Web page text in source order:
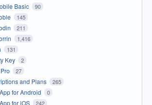
Basic 90
145
211
1,416
131
Key 2
27
and Plans 265
for Android 0
for iOS 242